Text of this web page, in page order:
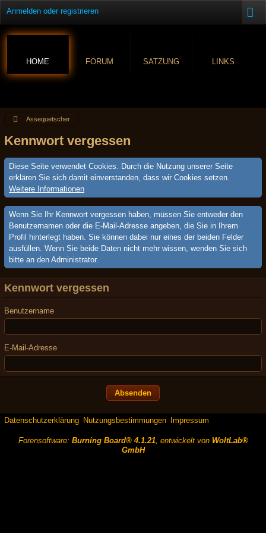
Anmelden oder registrieren
HOME FORUM SATZUNG LINKS
Assequetscher
Kennwort vergessen
Diese Seite verwendet Cookies. Durch die Nutzung unserer Seite
erklären Sie sich damit einverstanden, dass wir Cookies setzen.
Weitere Informationen
Wenn Sie Ihr Kennwort vergessen haben, müssen Sie entweder den
Benutzernamen oder die E-Mail-Adresse angeben, die Sie in Ihrem
Profil hinterlegt haben. Sie können dabei nur eines der beiden Felder
ausfüllen. Wenn Sie beide Daten nicht mehr wissen, wenden Sie sich
bitte an den Administrator.
Kennwort vergessen
Benutzername
E-Mail-Adresse
Datenschutzerklärung Nutzungsbestimmungen Impressum
Forensoftware: Burning Board® 4.1.21, entwickelt von WoltLab®
GmbH